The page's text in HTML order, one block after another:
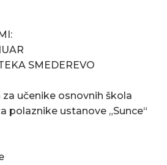
SMEDEREVO
učenike osnovnih škola
polaznike ustanove „Sunce“